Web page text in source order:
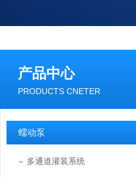
产品中心
PRODUCTS CNETER
蠕动泵
多通道灌装系统